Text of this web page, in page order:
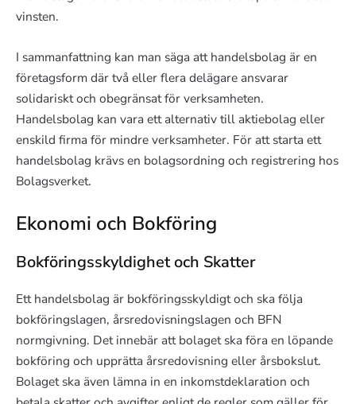
vinsten.
I sammanfattning kan man säga att handelsbolag är en
företagsform där två eller flera delägare ansvarar
solidariskt och obegränsat för verksamheten.
Handelsbolag kan vara ett alternativ till aktiebolag eller
enskild firma för mindre verksamheter. För att starta ett
handelsbolag krävs en bolagsordning och registrering hos
Bolagsverket.
Ekonomi och Bokföring
Bokföringsskyldighet och Skatter
Ett handelsbolag är bokföringsskyldigt och ska följa
bokföringslagen, årsredovisningslagen och BFN
normgivning. Det innebär att bolaget ska föra en löpande
bokföring och upprätta årsredovisning eller årsbokslut.
Bolaget ska även lämna in en inkomstdeklaration och